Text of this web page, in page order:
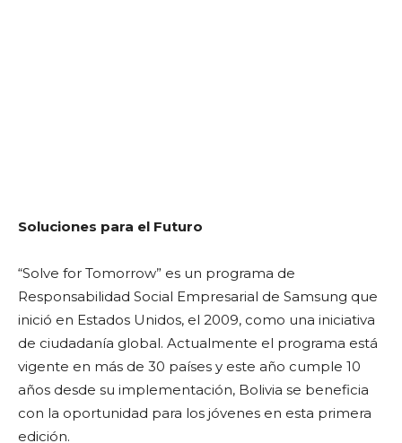
Soluciones para el Futuro
“Solve for Tomorrow” es un programa de
Responsabilidad Social Empresarial de Samsung que
inició en Estados Unidos, el 2009, como una iniciativa
de ciudadanía global. Actualmente el programa está
vigente en más de 30 países y este año cumple 10
años desde su implementación, Bolivia se beneficia
con la oportunidad para los jóvenes en esta primera
edición.